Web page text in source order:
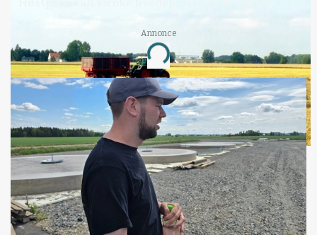
Annonce
Loading...